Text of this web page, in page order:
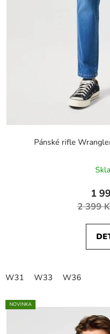
Pánské rifle
1
2 399
W31 W33 W36
NOVINKA